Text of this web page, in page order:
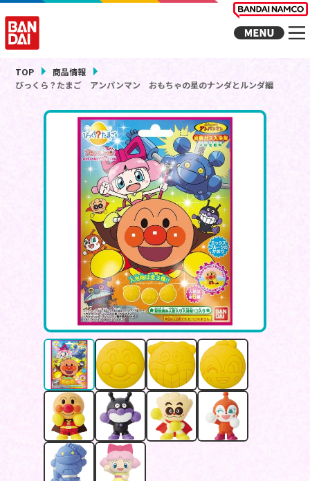
TOP
商品情報
びっくら？たまご アンパンマン おもちゃの星のナンダとルンダ編